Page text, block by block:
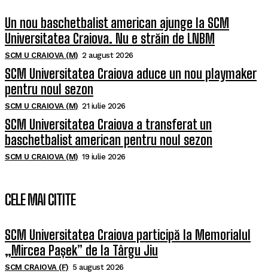
Un nou baschetbalist american ajunge la SCM
Universitatea Craiova. Nu e străin de LNBM
SCM U CRAIOVA (M) 2 august 2026
SCM Universitatea Craiova aduce un nou playmaker
pentru noul sezon
SCM U CRAIOVA (M) 21 iulie 2026
SCM Universitatea Craiova a transferat un
baschetbalist american pentru noul sezon
SCM U CRAIOVA (M) 19 iulie 2026
CELE MAI CITITE
SCM Universitatea Craiova participă la Memorialul
„Mircea Pașek” de la Târgu Jiu
SCM CRAIOVA (F) 5 august 2026